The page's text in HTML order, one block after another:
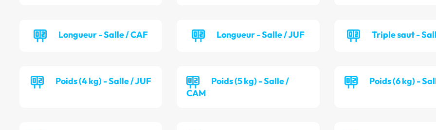
Longueur - Salle / CAF Longueur - Salle / JUF Triple saut -
Poids (4 kg) - Salle / JUF
Poids (5 kg) - Salle /
CAM
Poids (6 kg) -